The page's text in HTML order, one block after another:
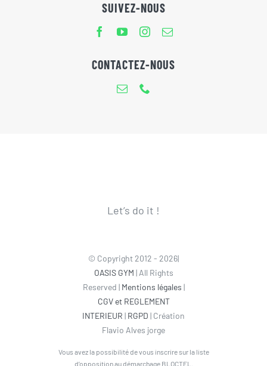
SUIVEZ-NOUS
CONTACTEZ-NOUS
Let’s do it !
© Copyright 2012 - 2026|
OASIS GYM | All Rights
Reserved | Mentions légales |
CGV et REGLEMENT
INTERIEUR | RGPD | Création
Flavio Alves jorge
Vous avez la possibilité de vous inscrire sur la liste
d’opposition au démarchage BLOCTEL.